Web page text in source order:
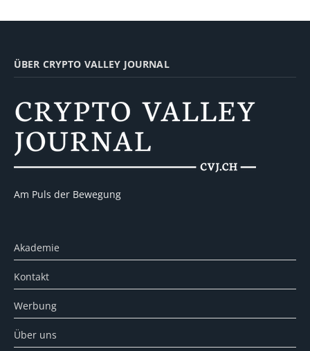
ÜBER CRYPTO VALLEY JOURNAL
Am Puls der Bewegung
Akademie
Kontakt
Werbung
Über uns